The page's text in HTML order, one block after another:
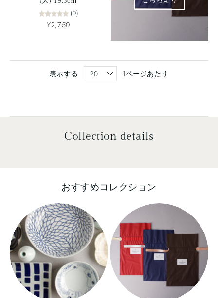
(0)
¥2,750
表示する 1ページあたり
Collection details
おすすめコレクション